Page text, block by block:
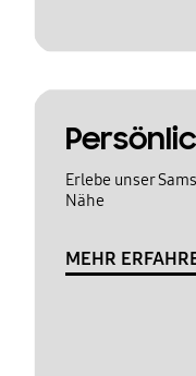
Erlebe unser
Nähe
MEHR